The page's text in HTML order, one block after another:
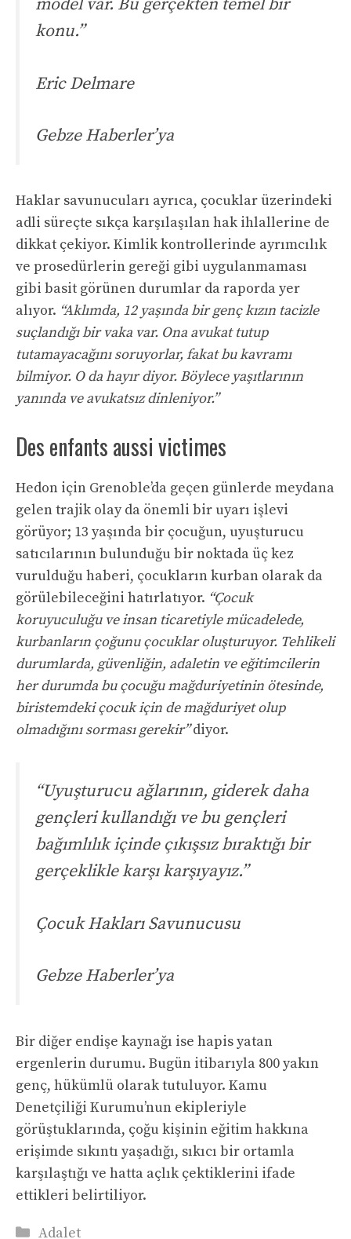
model var. Bu gerçekten temel bir
konu.”
Eric Delmare
Gebze Haberler’ya
Haklar savunucuları ayrıca, çocuklar üzerindeki
adli süreçte sıkça karşılaşılan hak ihlallerine de
dikkat çekiyor. Kimlik kontrollerinde ayrımcılık
ve prosedürlerin gereği gibi uygulanmaması
gibi basit görünen durumlar da raporda yer
alıyor. “Aklımda, 12 yaşında bir genç kızın tacizle
suçlandığı bir vaka var. Ona avukat tutup
tutamayacağını soruyorlar, fakat bu kavramı
bilmiyor. O da hayır diyor. Böylece yaşıtlarının
yanında ve avukatsız dinleniyor.”
Des enfants aussi victimes
Hedon için Grenoble’da geçen günlerde meydana
gelen trajik olay da önemli bir uyarı işlevi
görüyor; 13 yaşında bir çocuğun, uyuşturucu
satıcılarının bulunduğu bir noktada üç kez
vurulduğu haberi, çocukların kurban olarak da
görülebileceğini hatırlatıyor. “Çocuk
koruyuculuğu ve insan ticaretiyle mücadelede,
kurbanların çoğunu çocuklar oluşturuyor. Tehlikeli
durumlarda, güvenliğin, adaletin ve eğitimcilerin
her durumda bu çocuğu mağduriyetinin ötesinde,
biristemdeki çocuk için de mağduriyet olup
olmadığını sorması gerekir”diyor.
“Uyuşturucu ağlarının, giderek daha
gençleri kullandığı ve bu gençleri
bağımlılık içinde çıkışsız bıraktığı bir
gerçeklikle karşı karşıyayız.”
Çocuk Hakları Savunucusu
Gebze Haberler’ya
Bir diğer endişe kaynağı ise hapis yatan
ergenlerin durumu. Bugün itibarıyla 800 yakın
genç, hükümlü olarak tutuluyor. Kamu
Denetçiliği Kurumu’nun ekipleriyle
görüştuklarında, çoğu kişinin eğitim hakkına
erişimde sıkıntı yaşadığı, sıkıcı bir ortamla
karşılaştığı ve hatta açlık çektiklerini ifade
ettikleri belirtiliyor.
Kategoriler
Adalet